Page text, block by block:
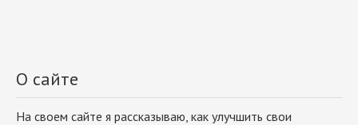
О сайте
На своем сайте я рассказываю, как улучшить свои